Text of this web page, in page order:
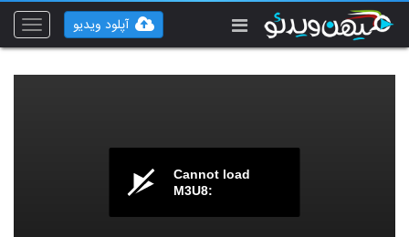
Toggle
آپلود ویدیو
Cannot load
M3U8: